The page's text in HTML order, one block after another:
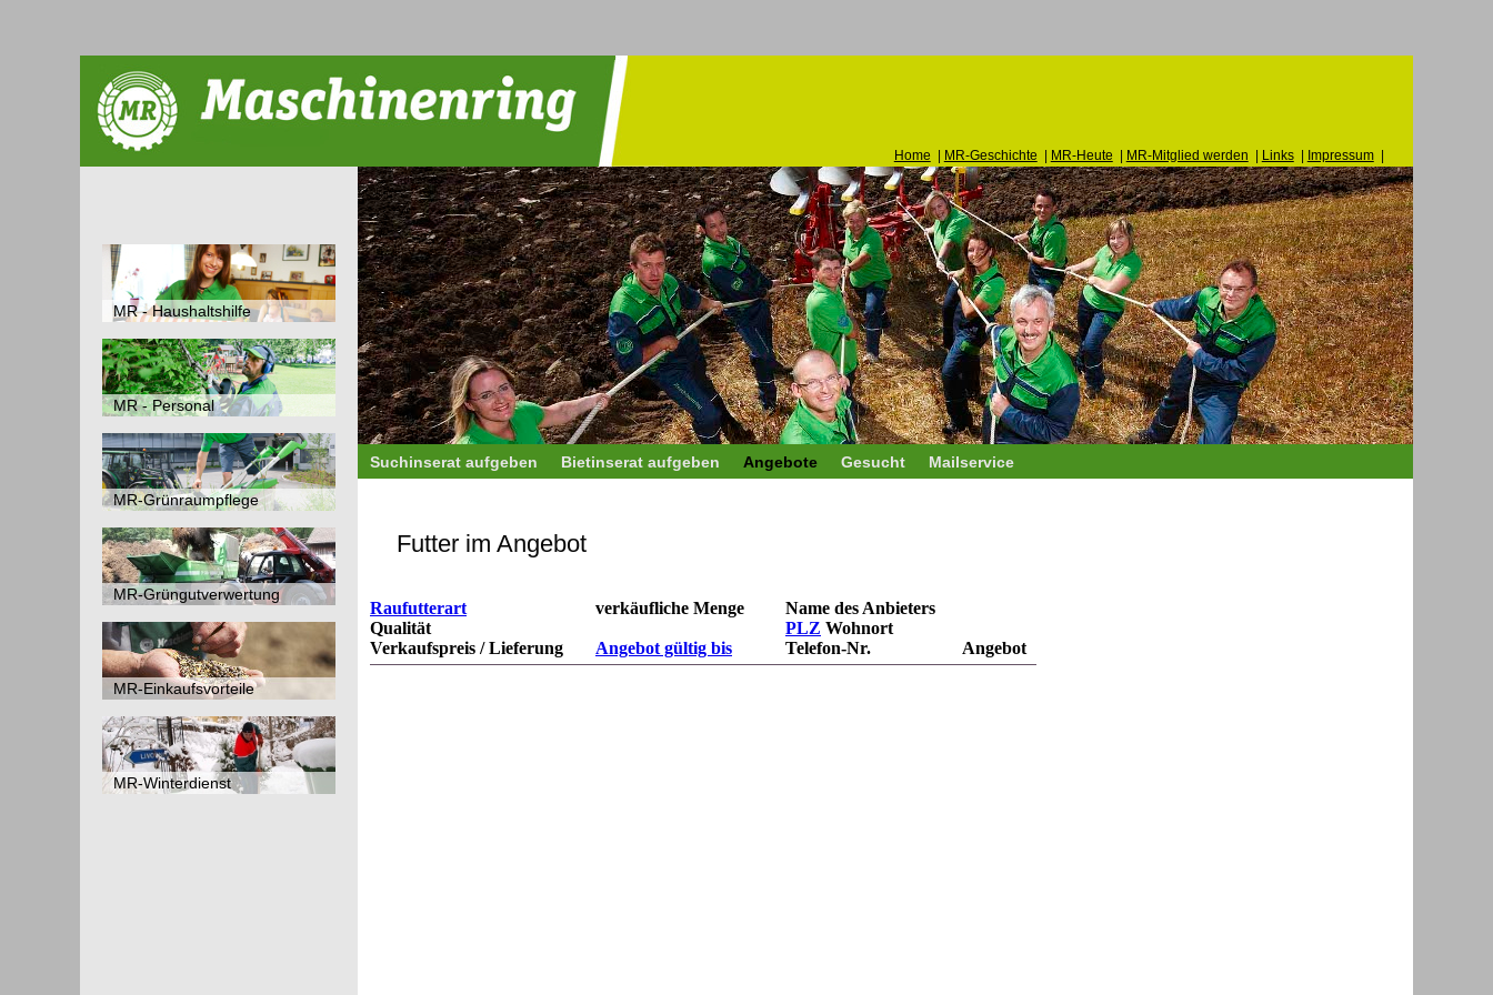
Home MR-Geschichte MR-Heute MR-Mitglied werden Links| Impressum|
MR - Haushaltshilfe
MR - Personal
MR-Grünraumpflege
MR-Grüngutverwertung
MR-Einkaufsvorteile
MR-Winterdienst
Suchinserat aufgeben Bietinserat aufgeben Angebote Gesucht Mailservice
Futter im Angebot